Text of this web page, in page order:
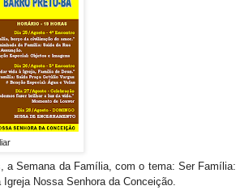
a Semana da Família, com o tema: Ser Família:
Nossa Senhora da Conceição.